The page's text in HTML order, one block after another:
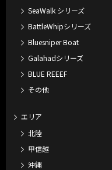
SeaWalk シリーズ
BattleWhipシリーズ
Bluesniper Boat
Galahadシリーズ
BLUE REEEF
その他
エリア
北陸
甲信越
沖縄